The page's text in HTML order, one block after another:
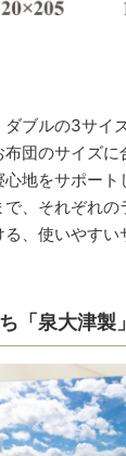
ブルの3サイ
団のサイズに
地をサポー
、それぞれの
、使いやすい
「泉大津製